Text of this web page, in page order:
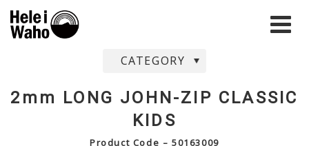
CATEGORY
2mm LONG JOHN-ZIP CLASSIC
KIDS
Product Code – 50163009